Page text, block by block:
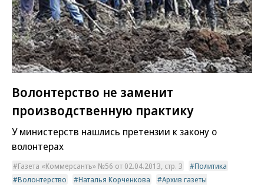
Волонтерство не заменит
производственную практику
У министерств нашлись претензии к закону о
волонтерах
Газета «Коммерсантъ» №56 от 02.04.2013, стр. 3
Политика
Волонтерство
Наталья Корченкова
Архив газеты